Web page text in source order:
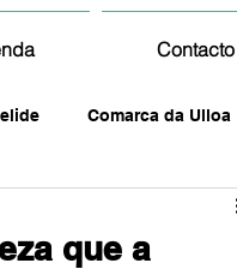
Contacto
Comarca da Ulloa
que a